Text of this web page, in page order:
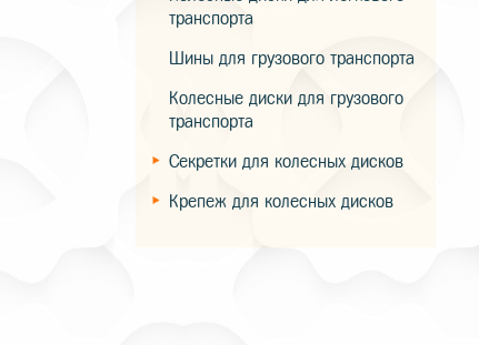
транспорта
Шины для грузового транспорта
Колесные диски для грузового
транспорта
Секретки для колесных дисков
Крепеж для колесных дисков